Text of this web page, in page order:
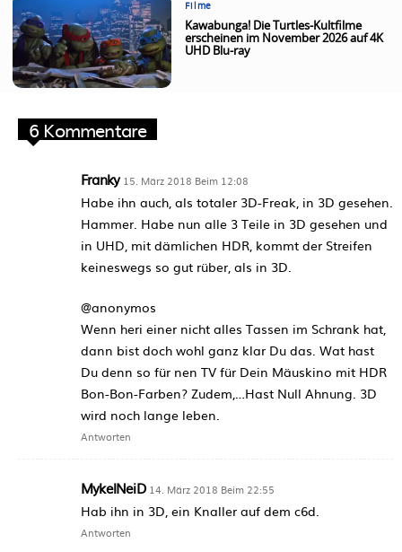
Filme
Kawabunga! Die Turtles-Kultfilme
erscheinen im November 2026 auf 4K
UHD Blu-ray
6 Kommentare
Franky 15. März 2018 Beim 12:08
Habe ihn auch, als totaler 3D-Freak, in 3D gesehen.
Hammer. Habe nun alle 3 Teile in 3D gesehen und
in UHD, mit dämlichen HDR, kommt der Streifen
keineswegs so gut rüber, als in 3D.
@anonymos
Wenn heri einer nicht alles Tassen im Schrank hat,
dann bist doch wohl ganz klar Du das. Wat hast
Du denn so für nen TV für Dein Mäuskino mit HDR
Bon-Bon-Farben? Zudem,…Hast Null Ahnung. 3D
wird noch lange leben.
Antworten
MykelNeiD 14. März 2018 Beim 22:55
Hab ihn in 3D, ein Knaller auf dem c6d.
Antworten